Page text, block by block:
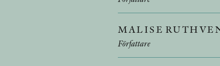
MALISE
Författare